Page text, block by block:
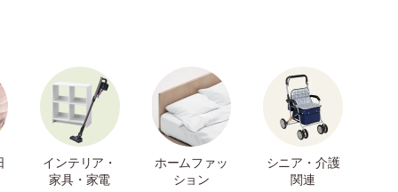
インテリア・
家具・家電
ホームファッ
ション
シニア・介護
関連